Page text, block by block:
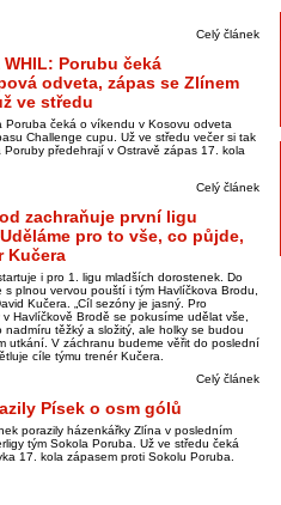
Celý článek
WHIL: Porubu čeká
odveta, zápas se Zlínem
ve středu
Poruba čeká o víkendu v Kosovu odveta
Challenge cupu. Už ve středu večer si tak
Poruby předehrají v Ostravě zápas 17. kola
Celý článek
zachraňuje první ligu
pro to vše, co půjde,
Kučera
i pro 1. ligu mladších dorostenek. Do
s plnou vervou pouští i tým Havlíčkova Brodu,
Kučera. „Cíl sezóny je jasný. Pro
Havlíčkově Brodě se pokusíme udělat vše,
nadmíru těžký a složitý, ale holky se budou
utkání. V záchranu budeme věřit do poslední
cíle týmu trenér Kučera.
Celý článek
Písek o osm gólů
porazily házenkářky Zlína v posledním
tým Sokola Poruba. Už ve středu čeká
17. kola zápasem proti Sokolu Poruba.